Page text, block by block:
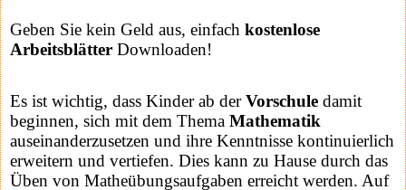
Geben Sie kein Geld aus, einfach kostenlose
Arbeitsblätter Downloaden!
Es ist wichtig, dass Kinder ab derVorschule damit
beginnen, sich mit dem Thema Mathematik
auseinanderzusetzen und ihre Kenntnisse kontinuierlich
erweitern und vertiefen. Dies kann zu Hause durch das
Üben von Matheübungsaufgaben erreicht werden. Auf